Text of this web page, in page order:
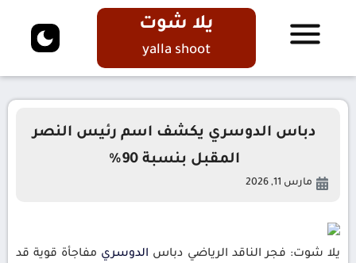
يلا شوت
yalla shoot
دباس الدوسري يكشف اسم رئيس النصر
المقبل بنسبة 90%
مارس 11, 2026
يلا شوت: فجر الناقد الرياضي دباس الدوسري مفاجأة قوية قد